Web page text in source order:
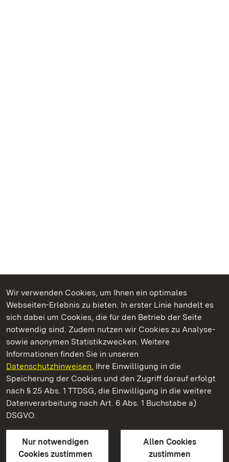
Wir verwenden Cookies, um Ihnen ein optimales
Webseiten-Erlebnis zu bieten. In erster Linie handelt es
sich dabei um Cookies, die für den Betrieb der Seite
notwendig sind. Zudem nutzen wir Cookies zu Analyse-
sowie anonymen Statistikzwecken. Weitere
Informationen finden Sie in unseren
Datenschutzhinweisen. Ihre Einwilligung in die
Speicherung der Cookies und den Zugriff darauf erfolgt
nach § 25 Abs. 1 TTDSG, die Einwilligung in die weitere
Datenverarbeitung nach Art. 6 Abs. 1 Buchstabe a)
DSGVO.
Nur notwendigen
Cookies zustimmen
Allen Cookies
zustimmen
Kommen. Staunen. Genießen.
Residenzschloss Rastatt
Staatliche Schlösser und Gärten Baden-Württemberg
Kontakt
GebärdenspracheLeichte Sprache
Erklärung zur Barrierefreiheit
BITV-konform (geprüfte Seiten)